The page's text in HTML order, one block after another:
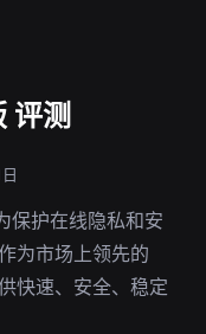
评测
保护在线隐私和安
为市场上领先的
快速、安全、稳定